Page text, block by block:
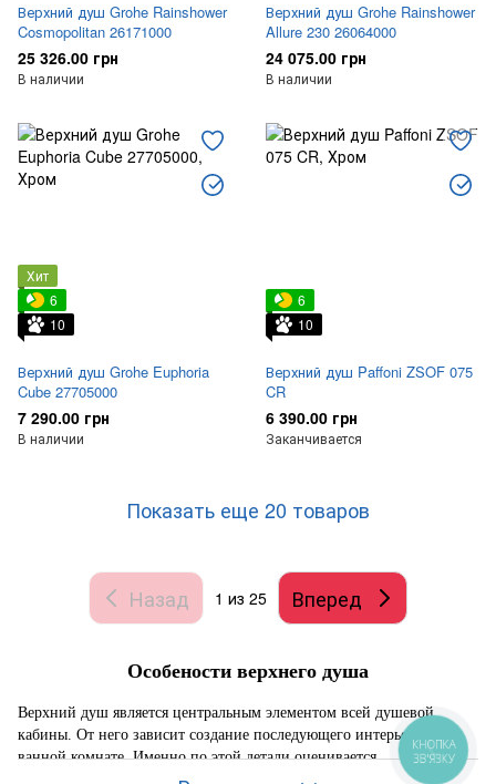
Верхний душ Grohe Rainshower
Cosmopolitan 26171000
25 326.00 грн
В наличии
Верхний душ Grohe Rainshower
Allure 230 26064000
24 075.00 грн
В наличии
Хит
6
10
Верхний душ Grohe Euphoria
Cube 27705000
7 290.00 грн
В наличии
6
10
Верхний душ Paffoni ZSOF 075
CR
6 390.00 грн
Заканчивается
Показать еще 20 товаров
Назад 1 из 25 Вперед
Особености верхнего душа
Верхний душ является центральным элементом всей душевой
кабины. От него зависит создание последующего интерьера в
ванной комнате. Именно по этой детали оценивается
функциональность всего душа и создаётся впечатление от
КНОПКА
ЗВ'ЯЗКУ